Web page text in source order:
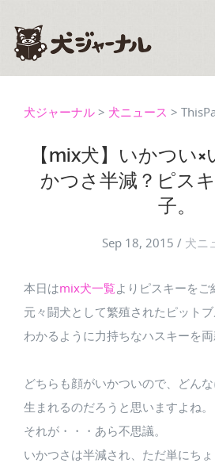
犬ジャーナル > 犬ニュース >
【mix犬】いかつい
かつさ半減？ピス
子。
Sep 18, 2015 / 犬ニ
本日はmix犬一覧よりピスキーをご
元々闘犬として繁殖されたピット
わかるように力持ちなハスキーを両
どちらも顔がいかついので、どん
生まれるのだろうと思いますよね。
それが・・・あら不思議。
いかつさは半減され、ただ単にち